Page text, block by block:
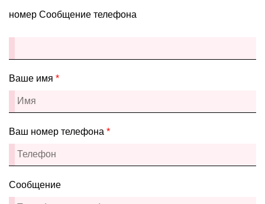
номер Сообщение телефона
Ваше имя *
Ваш номер телефона *
Сообщение